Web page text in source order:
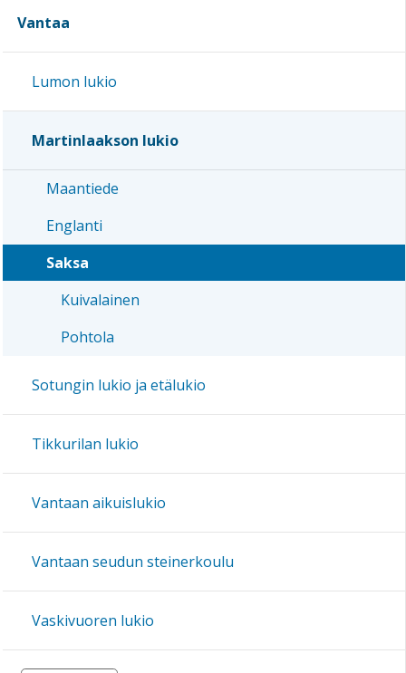
Vantaa
Lumon lukio
Martinlaakson lukio
Maantiede
Englanti
Saksa
Kuivalainen
Pohtola
Sotungin lukio ja etälukio
Tikkurilan lukio
Vantaan aikuislukio
Vantaan seudun steinerkoulu
Vaskivuoren lukio